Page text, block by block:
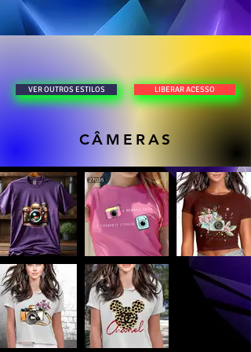
VER OUTROS ESTILOS LIBERAR ACESSO
CÂMERAS